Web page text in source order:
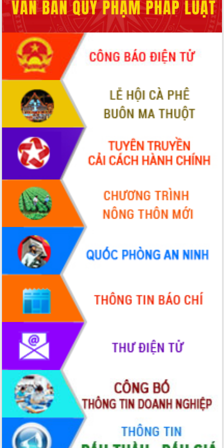
món ăn từ sầu riêng
Đắk Lắk công bố Quy hoạch và xúc
tiến đầu tư tỉnh
Ngành cá ngừ Đắk Lắk chủ động thích
ứng để giữ vững thị trường xuất khẩu
Diễn đàn Kinh tế tư nhân Việt Nam đột
phá cơ chế - Hợp tác công tư
Đề án 06 tạo bước ngoặt đột phá trong
cải cách hành chính tỉnh Đắk Lắk
Kết nối tour, đẩy mạnh chuyển đổi số
để phát triển du lịch Đắk Lắk
Khởi động Dự án Đầu tư xây dựng hạ
tầng kỹ thuật Cụm công nghiệp Tân
Tiến
Gặp mặt các cơ quan báo chí nhân Kỷ
niệm 101 năm Ngày Báo chí Cách
mạng Việt Nam
Đắk Lắk sơ kết 4 năm triển khai thực
hiện Đề án 06 của Chính phủ
Họp báo thông tin về Hội nghị Công bố
Quy hoạch và Xúc tiến đầu tư tỉnh Đắk
Khơi thông điểm nghẽn, đẩy nhanh
giải ngân vốn khắc phục thiên tai
HĐND tỉnh thông qua điều chỉnh Quy
hoạch tỉnh thời kỳ 2021-2030
Hội thảo góp ý hồ sơ điều chỉnh quy
hoạch tỉnh Đắk Lắk thời kỳ 2021-2030,
tầm nhìn đến năm 2050
Nâng cao hiệu quả hoạt động của các
doanh nghiệp nhà nước
Hội nghị triển khai kết nối mạng
truyền số liệu chuyên dùng phục vụ cơ
quan Đảng, Nhà nước
Lễ phát động chuỗi hoạt động chung
tay làm sạch môi trường
Xã Ea Kar bước chuyển mình trong
công tác cải cách hành chính mô hình
UBND tỉnh họp báo định kỳ tháng 4
năm 2026